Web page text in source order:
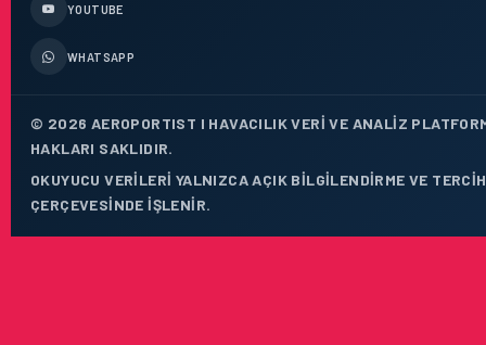
YOUTUBE
WHATSAPP
© 2026 AEROPORTIST I HAVACILIK VERI VE ANALIZ
HAKLARI SAKLIDIR.
OKUYUCU VERILERI YALNIZCA AÇIK BILGILENDIRME VE
ÇERÇEVESINDE IŞLENIR.